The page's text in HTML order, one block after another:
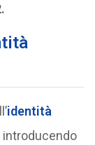
identità
introducendo